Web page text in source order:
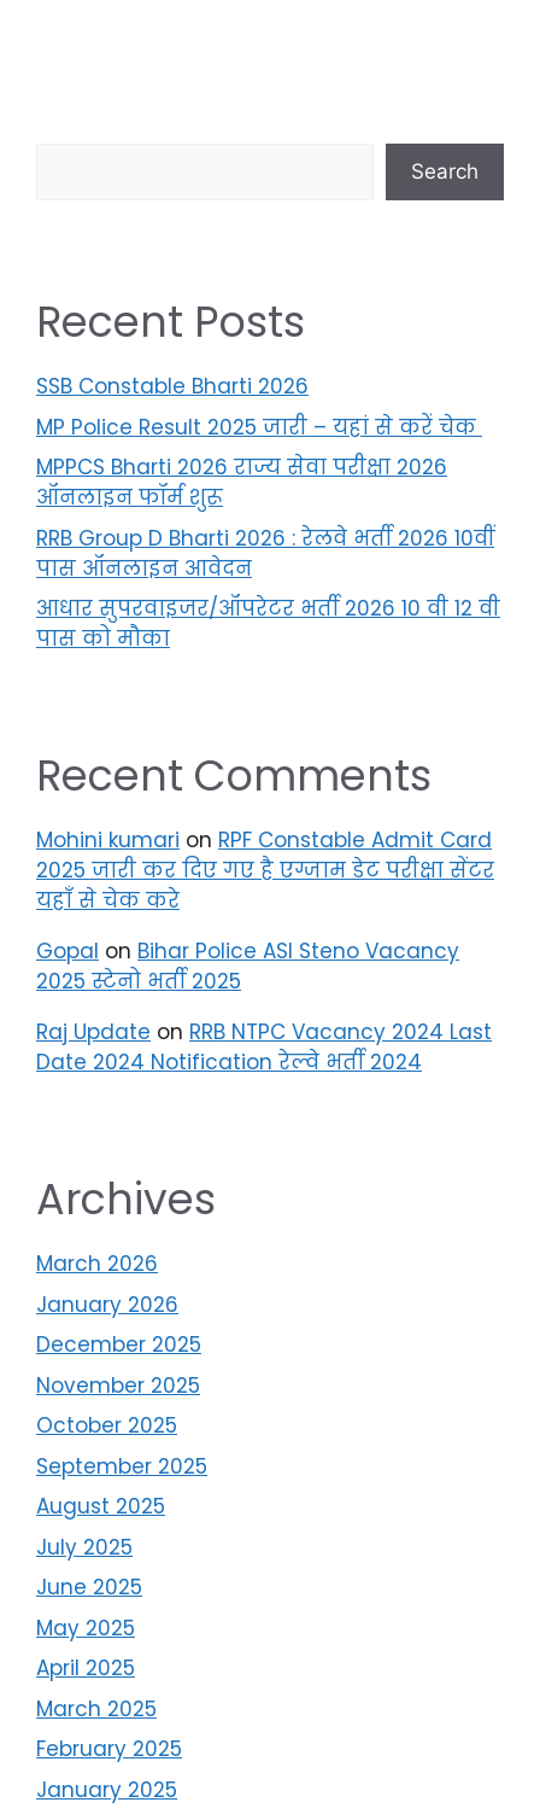
Search
Recent Posts
SSB Constable Bharti 2026
MP Police Result 2025 जारी – यहां से करें चेक
MPPCS Bharti 2026 राज्य सेवा परीक्षा 2026
ऑनलाइन फॉर्म शुरू
RRB Group D Bharti 2026 : रेलवे भर्ती 2026 10वीं
पास ऑनलाइन आवेदन
आधार सुपरवाइजर/ऑपरेटर भर्ती 2026 10 वी 12 वी
पास को मौका
Recent Comments
Mohini kumari on RPF Constable Admit Card
2025 जारी कर दिए गए है एग्जाम डेट परीक्षा सेंटर
यहाँ से चेक करे
Gopal on Bihar Police ASI Steno Vacancy
2025 स्टेनो भर्ती 2025
Raj Update on RRB NTPC Vacancy 2024 Last
Date 2024 Notification रेल्वे भर्ती 2024
Archives
March 2026
January 2026
December 2025
November 2025
October 2025
September 2025
August 2025
July 2025
June 2025
May 2025
April 2025
March 2025
February 2025
January 2025